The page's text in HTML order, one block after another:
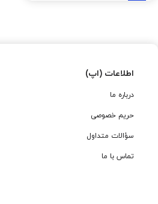
اطلاعات (اپ)
درباره ما
حریم خصوصی
سؤالات متداول
تماس با ما